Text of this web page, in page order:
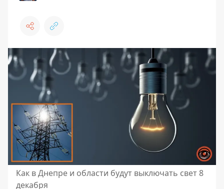
Как в Днепре и области будут выключать свет 8
декабря